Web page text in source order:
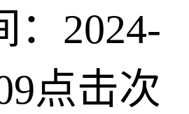
：2024-
点击次